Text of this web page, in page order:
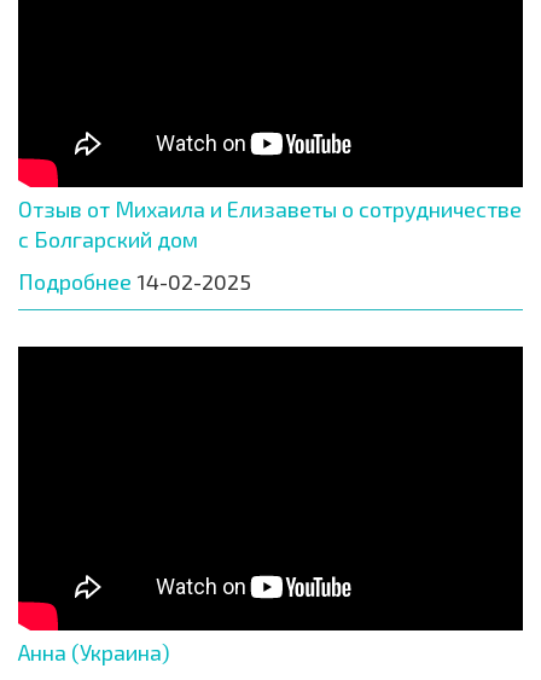
Отзыв от Михаила и Елизаветы о сотрудничестве
с Болгарский дом
Подробнее 14-02-2025
Анна (Украина)